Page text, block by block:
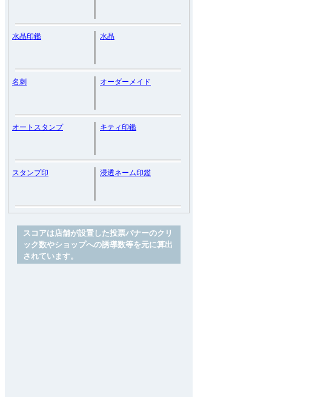
水晶印鑑 水晶
名刺 オーダーメイド
オートスタンプ キティ印鑑
スタンプ印 浸透ネーム印鑑
スコアは店舗が設置した投票バナーのクリ
ック数やショップへの誘導数等を元に算出
されています。